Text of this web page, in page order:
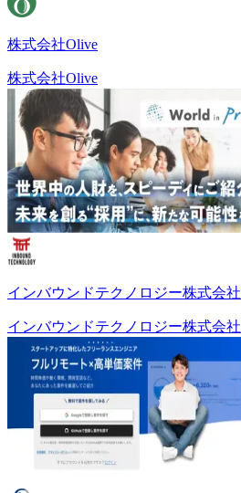
株式会社Olive
株式会社Olive
インバウンドテクノロジー株式会社
インバウンドテクノロジー株式会社